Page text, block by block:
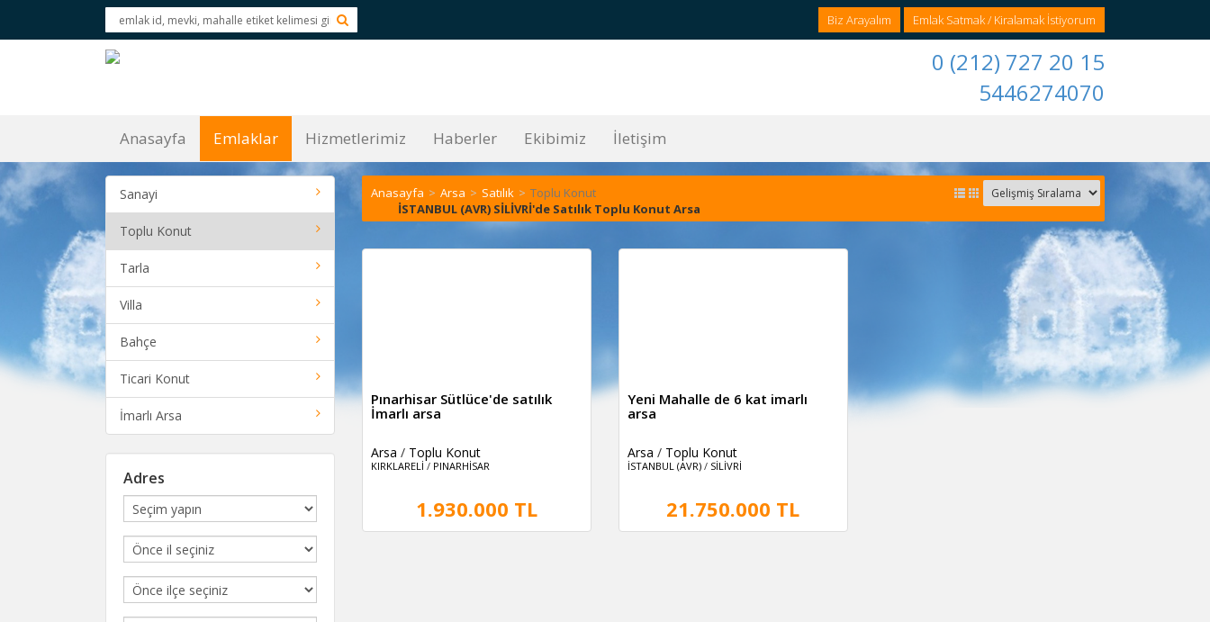
Biz Arayalım Emlak Satmak / Kiralamak İstiyorum
0 (212) 727 20 15
5446274070
Anasayfa Emlaklar Hizmetlerimiz Haberler Ekibimiz İletişim
Sanayi
Toplu Konut
Tarla
Villa
Bahçe
Ticari Konut
İmarlı Arsa
Adres
Anasayfa Arsa Satılık
Toplu Konut
İSTANBUL (AVR) SİLİVRİ'de Satılık Toplu Konut Arsa
Pınarhisar Sütlüce'de satılık
İmarlı arsa
Arsa / Toplu Konut
KIRKLARELİ / PINARHİSAR
1.930.000 TL
Yeni Mahalle de 6 kat imarlı
arsa
Arsa / Toplu Konut
İSTANBUL (AVR)/ SİLİVRİ
21.750.000 TL